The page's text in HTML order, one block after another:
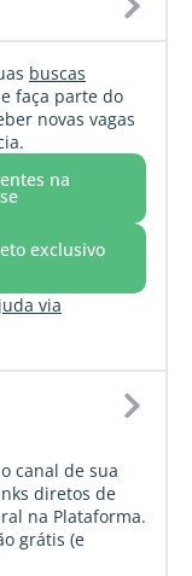
buscas
e faça parte do
novas vagas
na
exclusivo
via
canal de sua
diretos de
na Plataforma.
grátis (e